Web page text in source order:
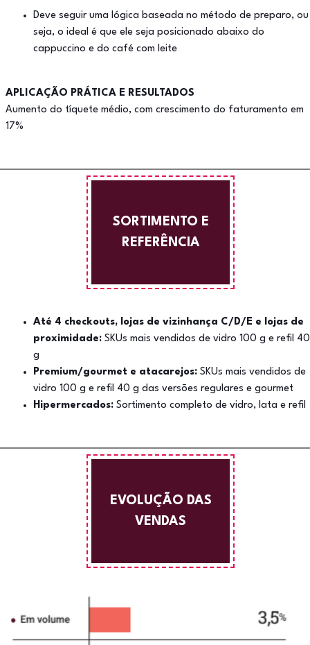
Deve seguir uma lógica baseada no método de preparo, ou
seja, o ideal é que ele seja posicionado abaixo do
cappuccino e do café com leite
APLICAÇÃO PRÁTICA E RESULTADOS
Aumento do tíquete médio, com crescimento do faturamento em
17%
SORTIMENTO E
REFERÊNCIA
Até 4 checkouts, lojas de vizinhança C/D/E e lojas de
proximidade: SKUs mais vendidos de vidro 100 g e refil 40
g
Premium/gourmet e atacarejos: SKUs mais vendidos de
vidro 100 g e refil 40 g das versões regulares e gourmet
Hipermercados: Sortimento completo de vidro, lata e refil
EVOLUÇÃO DAS
VENDAS